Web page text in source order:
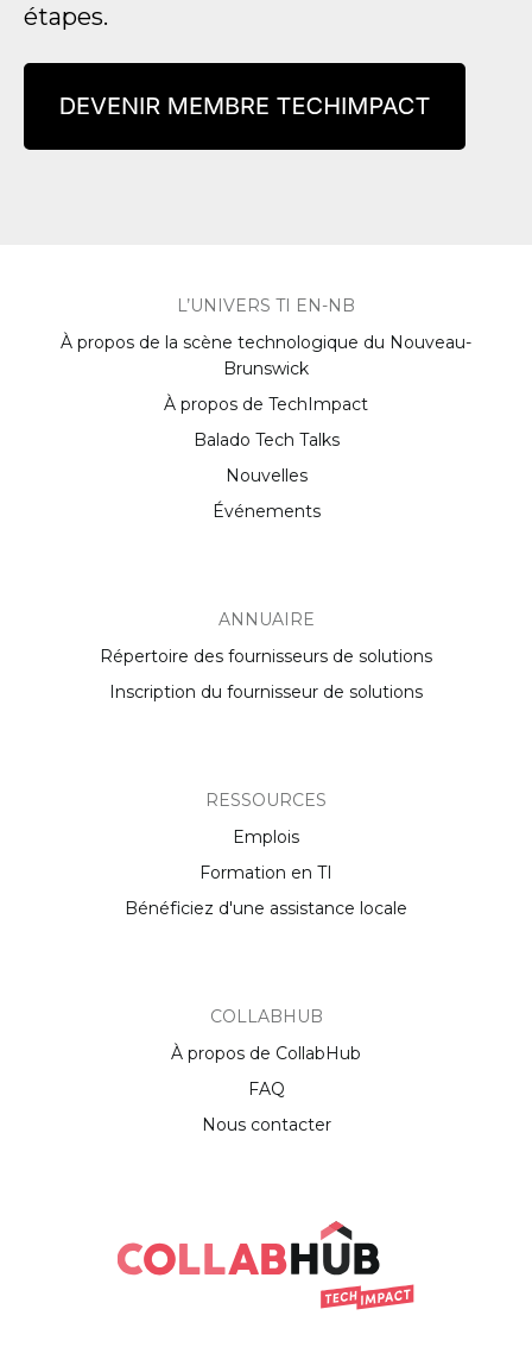
étapes.
L’UNIVERS TI EN-NB
À propos de la scène technologique du Nouveau-
Brunswick
À propos de TechImpact
Balado Tech Talks
Nouvelles
Événements
ANNUAIRE
Répertoire des fournisseurs de solutions
Inscription du fournisseur de solutions
RESSOURCES
Emplois
Formation en TI
Bénéficiez d'une assistance locale
COLLABHUB
À propos de CollabHub
FAQ
Nous contacter